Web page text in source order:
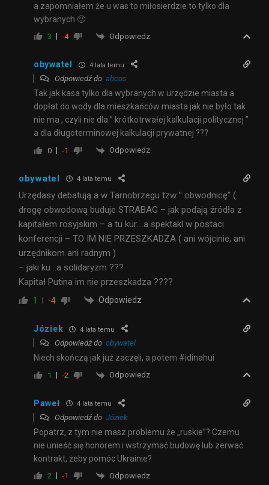
a zapomniałem że u was to miłosierdzie to tylko dla
wybranych 🙂
3 -4 Odpowiedz
obywatel 4 lata temu
Odpowiedź do ahcos
Tak jak kasa tylko dla wybranych w urzędzie miasta a
dopłat do wody dla mieszkańców miasta jak nie było tak
nie ma , czyli nie dla ” krótkotrwałej kalkulacji politycznej ”
a dla długoterminowej kalkulacji prywatnej ???
0 -1 Odpowiedz
obywatel 4 lata temu
Urzędasy debatują a w Tarnobrzegu tzw ” obwodnicę” (
drogę obwodową buduje STRABAG – jak podają źródła z
kapitałem rosyjskim – a tu kur….a spektakl w postaci
konferencji – TO IM NIE PRZESZKADZA ( ani wójcinie, ani
urzędnikom ani radnym )
– jaki ku ..a solidaryzm ???
Kapitał Putina im nie przeszkadza ????
1 -4 Odpowiedz
Józiek 4 lata temu
Odpowiedź do obywatel
Niech skończą jak już zaczęli, a potem #idinahui
1 -2 Odpowiedz
Paweł 4 lata temu
Odpowiedź do Józiek
Popatrz, z tym nie masz problemu że „ruskie”? Czemu
nie unieść się honorem i wstrzymać budowę lub zerwać
kontrakt, żeby pomóc Ukrainie?
2 -1 Odpowiedz